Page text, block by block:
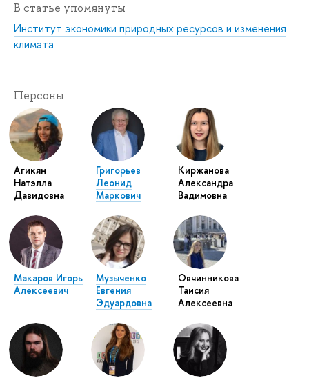
В статье упомянуты
Институт экономики природных ресурсов и изменения
климата
Персоны
Агикян
Натэлла
Давидовна
Григорьев
Леонид
Маркович
Киржанова
Александра
Вадимовна
Макаров Игорь
Алексеевич
Музыченко
Евгения
Эдуардовна
Овчинникова
Таисия
Алексеевна